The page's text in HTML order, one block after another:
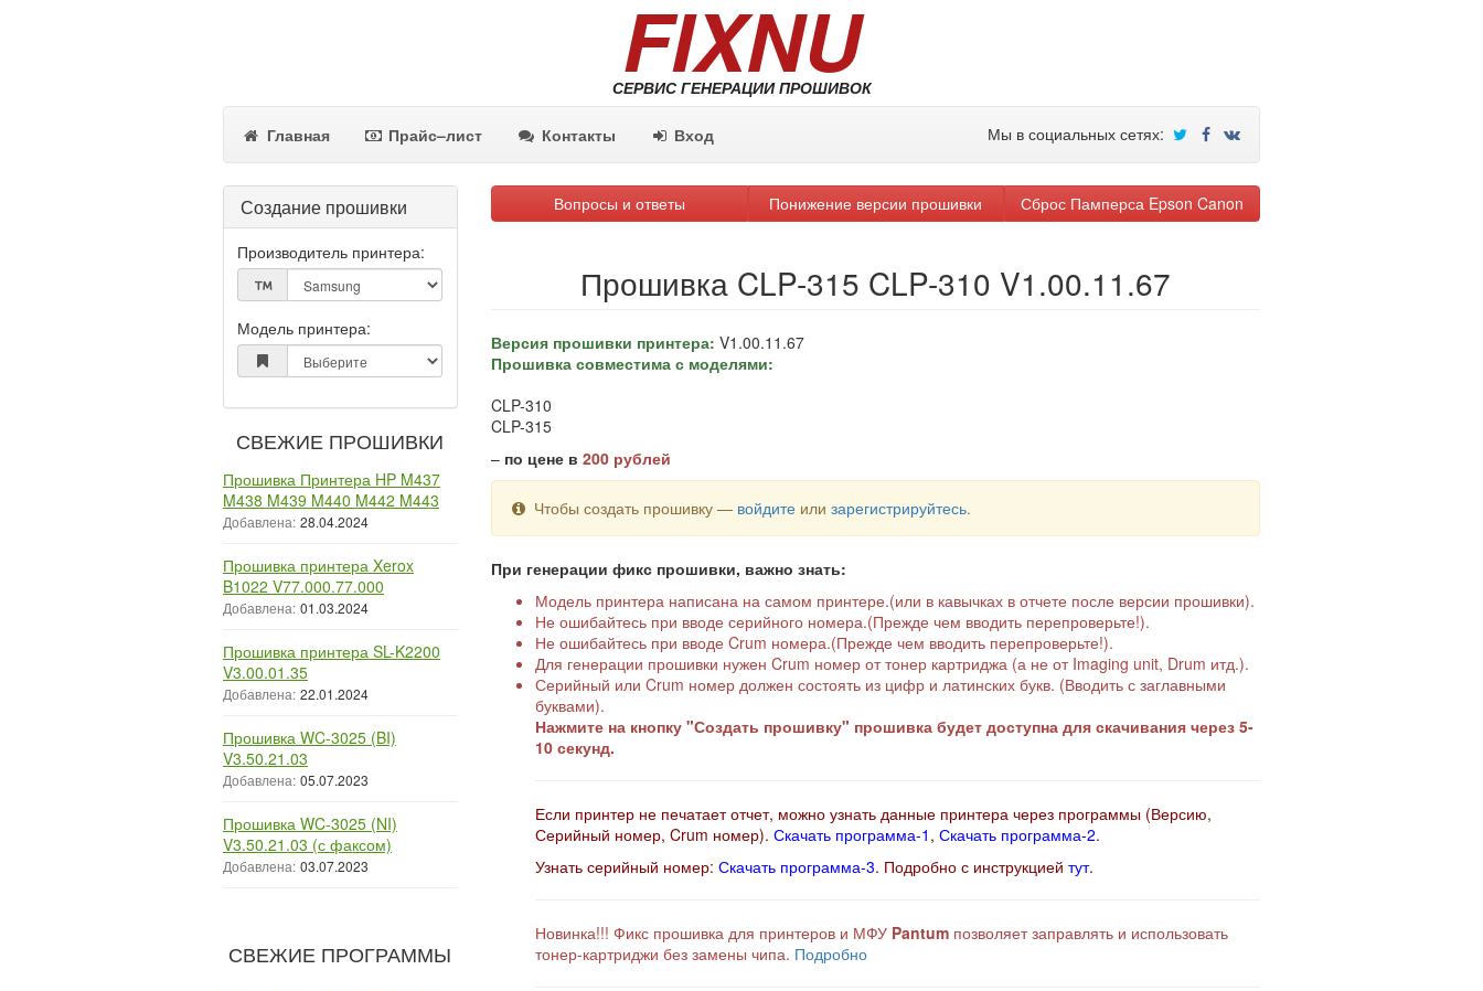
FIXNU
СЕРВИС ГЕНЕРАЦИИ ПРОШИВОК
Главная Прайс–лист Контакты Вход Мы в социальных сетях:
Создание прошивки
Производитель принтера:
Модель принтера:
СВЕЖИЕ ПРОШИВКИ
Прошивка Принтера HP M437
M438 M439 M440 M442 M443
Добавлена: 28.04.2024
Прошивка принтера Xerox
B1022 V77.000.77.000
Добавлена: 01.03.2024
Прошивка принтера SL-K2200
V3.00.01.35
Добавлена: 22.01.2024
Прошивка WC-3025 (BI)
V3.50.21.03
Добавлена: 05.07.2023
Прошивка WC-3025 (NI)
V3.50.21.03 (с факсом)
Добавлена: 03.07.2023
СВЕЖИЕ ПРОГРАММЫ
Вопросы и ответы Понижение версии прошивки Сброс Памперса Epson Canon
Прошивка CLP-315 CLP-310 V1.00.11.67
Версия прошивки принтера: V1.00.11.67
Прошивка совместима с моделями:
CLP-310
CLP-315
– по цене в 200 рублей
Чтобы создать прошивку — войдите илизарегистрируйтесь.
При генерации фикс прошивки, важно знать:
Модель принтера написана на самом принтере.(или в кавычках в отчете после версии прошивки).
Не ошибайтесь при вводе серийного номера.(Прежде чем вводить перепроверьте!).
Не ошибайтесь при вводе Crum номера.(Прежде чем вводить перепроверьте!).
Для генерации прошивки нужен Crum номер от тонер картриджа (а не от Imaging unit, Drum итд.).
Серийный или Crum номер должен состоять из цифр и латинских букв. (Вводить с заглавными
буквами).
Нажмите на кнопку "Создать прошивку" прошивка будет доступна для скачивания через 5-
10 секунд.
Если принтер не печатает отчет, можно узнать данные принтера через программы (Версию,
Серийный номер, Crum номер). Скачать программа-1 , Скачать программа-2.
Узнать серийный номер: Скачать программа-3. Подробно с инструкцией тут.
Новинка!!! Фикс прошивка для принтеров и МФУ Pantumпозволяет заправлять и использовать
тонер-картриджи без замены чипа. Подробно